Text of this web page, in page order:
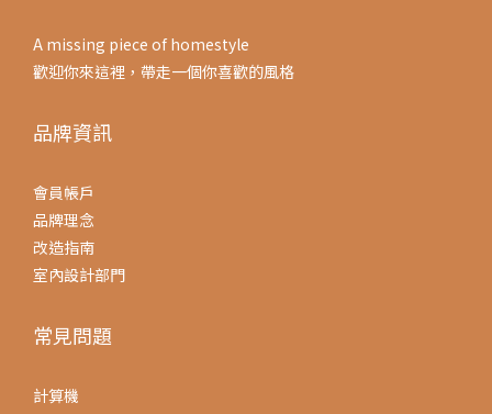
A missing piece of homestyle
歡迎你來這裡，帶走一個你喜歡的風格
品牌資訊
會員帳戶
品牌理念
改造指南
室內設計部門
常見問題
計算機